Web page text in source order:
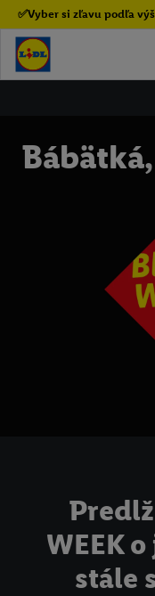
✅Vyber si zľavu podľa
WEEK
stále